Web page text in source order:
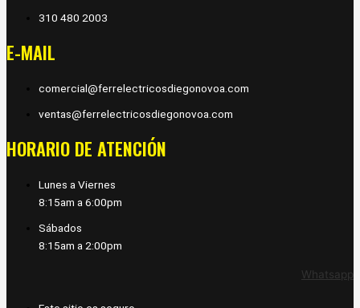
310 480 2003
E-MAIL
comercial@ferrelectricosdiegonovoa.com
ventas@ferrelectricosdiegonovoa.com
HORARIO DE ATENCIÓN
Lunes a Viernes
8:15am a 6:00pm
Sábados
8:15am a 2:00pm
Whatsapp